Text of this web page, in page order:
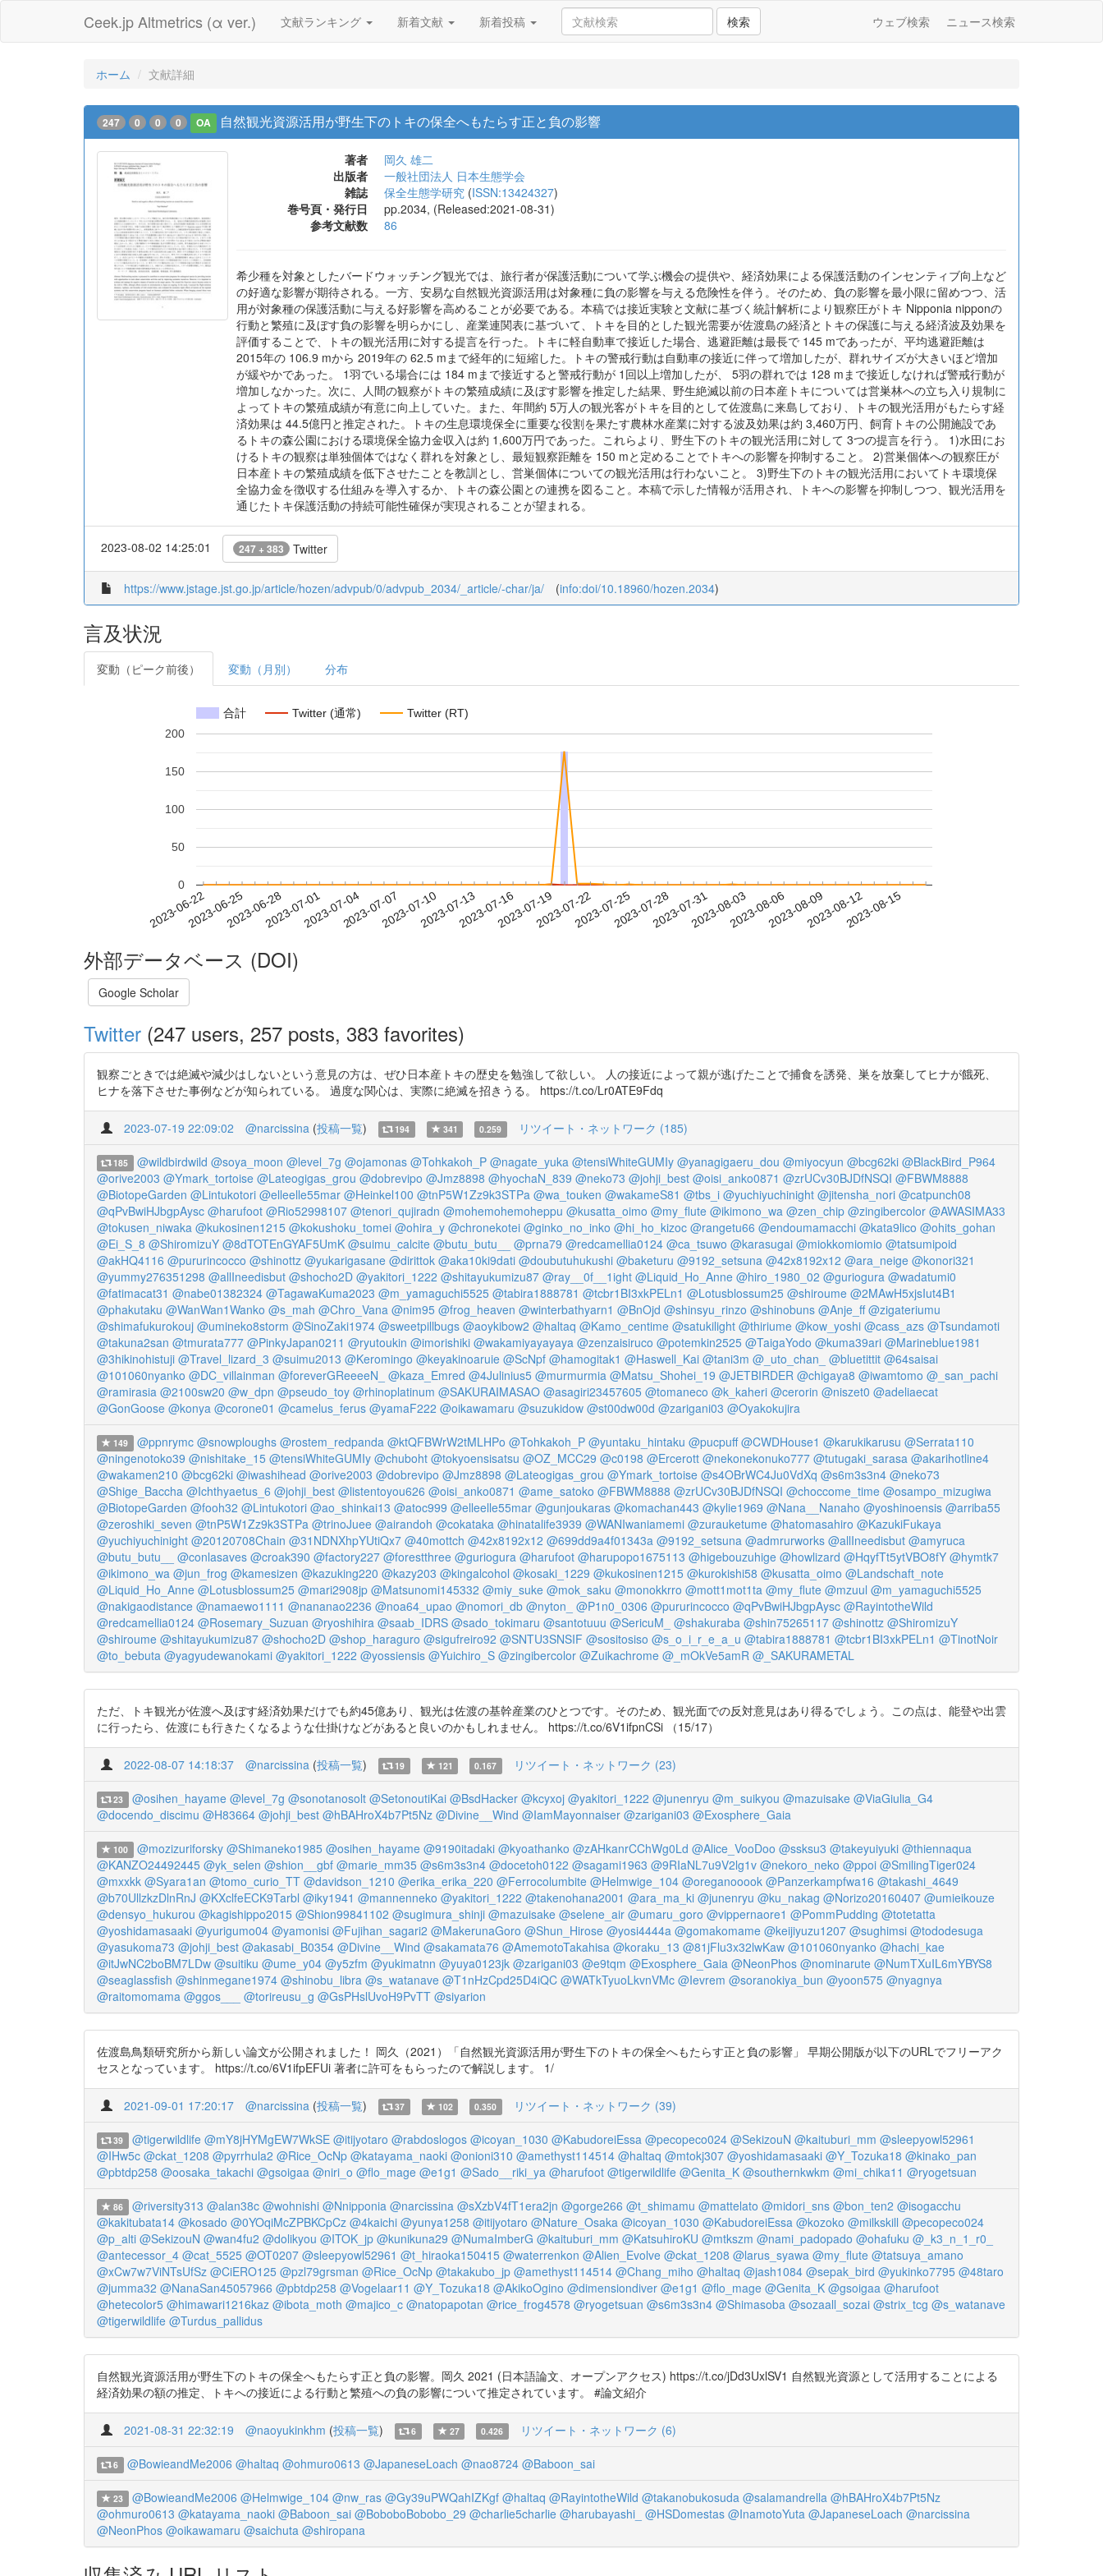
Ceek.jp Altmetrics (α ver.) 文献ランキング 新着文献 新着投稿 検索 ウェブ検索 ニュース検索
ホーム 文献詳細
247 0 0 0 OA 自然観光資源活用が野生下のトキの保全へもたらす正と負の影響
著者
岡久 雄二
出版者
一般社団法人 日本生態学会
雑誌
保全生態学研究 (ISSN:13424327)
巻号頁・発行日
pp.2034, (Released:2021-08-31)
参考文献数
86
希少種を対象としたバードウォッチング観光では、旅行者が保護活動について学ぶ機会の提供や、経済効果による保護活動のインセンティブ向上など
の好適な影響が期待される。一方、安易な自然観光資源活用は対象種に負の影響を与える危険性を伴う。そのため、負の影響を最小限に留めつつ、活
用が対象種の保護活動に与える好影響を高めることが必要である。本稿では接近実験と文献に基づく統計解析により観察圧がトキ Nipponia nipponの
行動と繁殖に及ぼす負の影響を明らかにし、産業連関表に基づいて、トキを目的とした観光需要が佐渡島の経済とトキの保護に与える経済波及効果を
評価することで、トキの観光活用に対する提言を行った。トキに軽自動車で接近した場合、逃避距離は最長で 145 mであったが、平均逃避距離は
2015年の 106.9 mから 2019年の 62.5 mまで経年的に短縮した。トキの警戒行動は自動車の接近に伴って増加したが、群れサイズが大きいほど増加
が緩やかであった。 1羽でいる場合には 184 mまで接近すると警戒行動が 1回以上増加したが、 5羽の群れでは 128 mまで接近しなければ警戒行動が
増加しなかった。次に、人間の観察がトキの繁殖成績に及ぼす影響を推定した結果、野生絶滅以前の日本産トキについては営巣林への立ち入り規制に
よってトキの繁殖成績が有意に向上していた。また、年間約 5万人の観光客がトキを目的として佐渡島に来島しており、トキの観光活用がもたらす経
済効果は 44.5億円と推定された。トキの生息環境保全に重要な役割を果たす農林水産業に対する波及効果は約 3,460万円、飼育トキの公開施設であ
るトキの森公園における環境保全協力金収入は約 1,600万円であった。これらより、野生下のトキの観光活用に対して 3つの提言を行う。 1)水田にお
けるトキの観察は単独個体ではなく群れを対象とし、最短観察距離を 150 mと定めることでトキへの影響を抑制すること。 2)営巣個体への観察圧が
日本産トキの繁殖成績を低下させたことを教訓とし、営巣個体についての観光活用は行わないこと。 3)野生下のトキの観光活用においてトキ環境保
全協力金を徴収する仕組みを導入するか、トキの森公園との連携を図ること。本稿で示した情報が活用され、トキへの影響を抑制しつつ、観光活用を
通じたトキ保護活動の持続可能性確保が実現されることが望まれる。
2023-08-02 14:25:01 247 + 383 Twitter
https://www.jstage.jst.go.jp/article/hozen/advpub/0/advpub_2034/_article/-char/ja/ (info:doi/10.18960/hozen.2034)
言及状況
変動（ピーク前後） 変動（月別） 分布
合計 Twitter (通常) Twitter (RT)
2023-06-222023-06-252023-06-282023-07-012023-07-042023-07-072023-07-102023-07-132023-07-162023-07-192023-07-222023-07-252023-07-282023-07-312023-08-032023-08-062023-08-092023-08-122023-08-15
0
50
100
150
200
外部データベース (DOI)
Google Scholar
Twitter (247 users, 257 posts, 383 favorites)
観察ごときでは絶滅や減少はしないという意見の方は、ぜひ日本産トキの歴史を勉強して欲しい。 人の接近によって親が逃げたことで捕食を誘発、巣を放棄してヒナが餓死、
ヒナを落下させた事例などが知られている。 過度な関心は、実際に絶滅を招きうる。 https://t.co/Lr0ATE9Fdq
2023-07-19 22:09:02 @narcissina (投稿一覧) 194 341 0.259 リツイート・ネットワーク (185)
185 @wildbirdwild @soya_moon @level_7g @ojamonas @Tohkakoh_P @nagate_yuka @tensiWhiteGUMIy @yanagigaeru_dou @miyocyun @bcg62ki @BlackBird_P964
@orive2003 @Ymark_tortoise @Lateogigas_grou @dobrevipo @Jmz8898 @hyochaN_839 @neko73 @johji_best @oisi_anko0871 @zrUCv30BJDfNSQI @FBWM8888
@BiotopeGarden @Lintukotori @elleelle55mar @Heinkel100 @tnP5W1Zz9k3STPa @wa_touken @wakameS81 @tbs_i @yuchiyuchinight @jitensha_nori @catpunch08
@qPvBwiHJbgpAysc @harufoot @Rio52998107 @tenori_qujiradn @mohemohemoheppu @kusatta_oimo @my_flute @ikimono_wa @zen_chip @zingibercolor @AWASIMA33
@tokusen_niwaka @kukosinen1215 @kokushoku_tomei @ohira_y @chronekotei @ginko_no_inko @hi_ho_kizoc @rangetu66 @endoumamacchi @kata9lico @ohits_gohan
@Ei_S_8 @ShiromizuY @8dTOTEnGYAF5UmK @suimu_calcite @butu_butu__ @prna79 @redcamellia0124 @ca_tsuwo @karasugai @miokkomiomio @tatsumipoid
@akHQ4116 @pururincocco @shinottz @yukarigasane @dirittok @aka10ki9dati @doubutuhukushi @baketuru @9192_setsuna @42x8192x12 @ara_neige @konori321
@yummy276351298 @allIneedisbut @shocho2D @yakitori_1222 @shitayukumizu87 @ray__0f__1ight @Liquid_Ho_Anne @hiro_1980_02 @guriogura @wadatumi0
@fatimacat31 @nabe01382324 @TagawaKuma2023 @m_yamaguchi5525 @tabira1888781 @tcbr1BI3xkPELn1 @Lotusblossum25 @shiroume @2MAwH5xjsIut4B1
@phakutaku @WanWan1Wanko @s_mah @Chro_Vana @nim95 @frog_heaven @winterbathyarn1 @BnOjd @shinsyu_rinzo @shinobuns @Anje_ff @zigateriumu
@shimafukurokouj @umineko8storm @SinoZaki1974 @sweetpillbugs @aoykibow2 @haltaq @Kamo_centime @satukilight @thiriume @kow_yoshi @cass_azs @Tsundamoti
@takuna2san @tmurata777 @PinkyJapan0211 @ryutoukin @imorishiki @wakamiyayayaya @zenzaisiruco @potemkin2525 @TaigaYodo @kuma39ari @Marineblue1981
@3hikinohistuji @Travel_lizard_3 @suimu2013 @Keromingo @keyakinoaruie @ScNpf @hamogitak1 @Haswell_Kai @tani3m @_uto_chan_ @bluetittit @64saisai
@101060nyanko @DC_villainman @foreverGReeeeN_ @kaza_Emred @4Julinius5 @murmurmia @Matsu_Shohei_19 @JETBIRDER @chigaya8 @iwamtomo @_san_pachi
@ramirasia @2100sw20 @w_dpn @pseudo_toy @rhinoplatinum @SAKURAIMASAO @asagiri23457605 @tomaneco @k_kaheri @cerorin @niszet0 @adeliaecat
@GonGoose @konya @corone01 @camelus_ferus @yamaF222 @oikawamaru @suzukidow @st00dw00d @zarigani03 @Oyakokujira
149 @ppnrymc @snowploughs @rostem_redpanda @ktQFBWrW2tMLHPo @Tohkakoh_P @yuntaku_hintaku @pucpuff @CWDHouse1 @karukikarusu @Serrata110
@ningenotoko39 @nishitake_15 @tensiWhiteGUMIy @chuboht @tokyoensisatsu @OZ_MCC29 @c0198 @Ercerott @nekonekonuko777 @tutugaki_sarasa @akarihotline4
@wakamen210 @bcg62ki @iwashihead @orive2003 @dobrevipo @Jmz8898 @Lateogigas_grou @Ymark_tortoise @s4OBrWC4Ju0VdXq @s6m3s3n4 @neko73
@Shige_Baccha @Ichthyaetus_6 @johji_best @listentoyou626 @oisi_anko0871 @ame_satoko @FBWM8888 @zrUCv30BJDfNSQI @choccome_time @osampo_mizugiwa
@BiotopeGarden @fooh32 @Lintukotori @ao_shinkai13 @atoc999 @elleelle55mar @gunjoukaras @komachan443 @kylie1969 @Nana__Nanaho @yoshinoensis @arriba55
@zeroshiki_seven @tnP5W1Zz9k3STPa @trinoJuee @airandoh @cokataka @hinatalife3939 @WANIwaniamemi @zurauketume @hatomasahiro @KazukiFukaya
@yuchiyuchinight @20120708Chain @31NDNXhpYUtiQx7 @40mottch @42x8192x12 @699dd9a4f01343a @9192_setsuna @admrurworks @allIneedisbut @amyruca
@butu_butu__
@conlasaves @croak390 @factory227 @forestthree @guriogura @harufoot @harupopo1675113 @higebouzuhige @howlizard @HqyfTt5ytVBO8fY @hymtk7
@ikimono_wa @jun_frog @kamesizen @kazuking220 @kazy203 @kingalcohol @kosaki_1229 @kukosinen1215 @kurokishi58 @kusatta_oimo @Landschaft_note
@Liquid_Ho_Anne @Lotusblossum25 @mari2908jp @Matsunomi145332 @miy_suke @mok_saku @monokkrro @mott1mot1ta @my_flute @mzuul @m_yamaguchi5525
@nakigaodistance @namaewo1111 @nananao2236 @noa64_upao @nomori_db @nyton_ @P1n0_0306 @pururincocco @qPvBwiHJbgpAysc @RayintotheWild
@redcamellia0124 @Rosemary_Suzuan @ryoshihira @saab_IDRS @sado_tokimaru @santotuuu @SericuM_ @shakuraba @shin75265117 @shinottz @ShiromizuY
@shiroume @shitayukumizu87 @shocho2D @shop_haraguro @sigufreiro92 @SNTU3SNSIF @sositosiso @s_o_i_r_e_a_u @tabira1888781 @tcbr1BI3xkPELn1 @TinotNoir
@to_bebuta @yagyudewanokami @yakitori_1222 @yossiensis @Yuichiro_S @zingibercolor @Zuikachrome @_mOkVe5amR @_SAKURAMETAL
ただ、トキ観光が佐渡へ及ぼす経済効果だけでも約45億あり、観光は佐渡の基幹産業のひとつです。そのため、観光面での反対意見はあり得るでしょう。この点は、能登や出雲
に行ったら、佐渡にも行きたくなるような仕掛けなどがあると良いのかもしれません。 https://t.co/6V1ifpnCSi （15/17）
2022-08-07 14:18:37 @narcissina (投稿一覧) 19 121 0.167 リツイート・ネットワーク (23)
23 @osihen_hayame @level_7g @sonotanosolt @SetonoutiKai @BsdHacker @kcyxoj @yakitori_1222 @junenryu @m_suikyou @mazuisake @ViaGiulia_G4
@docendo_discimu @H83664 @johji_best @hBAHroX4b7Pt5Nz @Divine__Wind @IamMayonnaiser @zarigani03 @Exosphere_Gaia
100 @mozizuriforsky @Shimaneko1985 @osihen_hayame @9190itadaki @kyoathanko @zAHkanrCChWg0Ld @Alice_VooDoo @ssksu3 @takeyuiyuki @thiennaqua
@KANZO24492445 @yk_selen @shion__gbf @marie_mm35 @s6m3s3n4 @docetoh0122 @sagami1963 @9RIaNL7u9V2lg1v @nekoro_neko @ppoi @SmilingTiger024
@mxxkk @Syara1an @tomo_curio_TT @davidson_1210 @erika_erika_220 @Ferrocolumbite @Helmwige_104 @oreganooook @Panzerkampfwa16 @takashi_4649
@b70UllzkzDlnRnJ @KXclfeECK9Tarbl @iky1941 @mannenneko @yakitori_1222 @takenohana2001 @ara_ma_ki @junenryu @ku_nakag @Norizo20160407 @umieikouze
@densyo_hukurou @kagishippo2015 @Shion99841102 @sugimura_shinji @mazuisake @selene_air @umaru_goro @vippernaore1 @PommPudding @totetatta
@yoshidamasaaki @yurigumo04 @yamonisi @Fujihan_sagari2 @MakerunaGoro @Shun_Hirose @yosi4444a @gomakomame @keijiyuzu1207 @sughimsi @tododesuga
@yasukoma73 @johji_best @akasabi_B0354 @Divine__Wind @sakamata76 @AmemotoTakahisa @koraku_13 @81jFlu3x32lwKaw @101060nyanko @hachi_kae
@itJwNC2boBM7LDw @suitiku @ume_y04 @y5zfm @yukimatnn @yuya0123jk @zarigani03 @e9tqm @Exosphere_Gaia @NeonPhos @nominarute @NumTXuIL6mYBYS8
@seaglassfish @shinmegane1974 @shinobu_libra @s_watanave @T1nHzCpd25D4iQC @WATkTyuoLkvnVMc @Ievrem @soranokiya_bun @yoon575 @nyagnya
@raitomomama @ggos___ @torireusu_g @GsPHslUvoH9PvTT @siyarion
佐渡島鳥類研究所から新しい論文が公開されました！ 岡久（2021）「自然観光資源活用が野生下のトキの保全へもたらす正と負の影響」 早期公開版が以下のURLでフリーアク
セスとなっています。 https://t.co/6V1ifpEFUi 著者に許可をもらったので解説します。 1/
2021-09-01 17:20:17 @narcissina (投稿一覧) 37 102 0.350 リツイート・ネットワーク (39)
39 @tigerwildlife @mY8jHYMgEW7WkSE @itijyotaro @rabdoslogos @icoyan_1030 @KabudoreiEssa @pecopeco024 @SekizouN @kaituburi_mm @sleepyowl52961
@IHw5c @ckat_1208 @pyrrhula2 @Rice_OcNp @katayama_naoki @onioni310 @amethyst114514 @haltaq @mtokj307 @yoshidamasaaki @Y_Tozuka18 @kinako_pan
@pbtdp258 @oosaka_takachi @gsoigaa @niri_o @flo_mage @e1g1 @Sado__riki_ya @harufoot @tigerwildlife @Genita_K @southernkwkm @mi_chika11 @ryogetsuan
86 @riversity313 @alan38c @wohnishi @Nnipponia @narcissina @sXzbV4fT1era2jn @gorge266 @t_shimamu @mattelato @midori_sns @bon_ten2 @isogacchu
@kakitubata14 @kosado @0YOqiMcZPBKCpCz @4kaichi @yunya1258 @itijyotaro @Nature_Osaka @icoyan_1030 @KabudoreiEssa @kozoko @milkskill @pecopeco024
@p_alti @SekizouN @wan4fu2 @dolikyou @ITOK_jp @kunikuna29 @NumaImberG @kaituburi_mm @KatsuhiroKU @mtkszm @nami_padopado @ohafuku @_k3_n_1_r0_
@antecessor_4 @cat_5525 @OT0207 @sleepyowl52961 @t_hiraoka150415 @waterrenkon @Alien_Evolve @ckat_1208 @larus_syawa @my_flute @tatsuya_amano
@xCw7w7ViNTsUfSz @CiERO125 @pzl79grsman @Rice_OcNp @takakubo_jp @amethyst114514 @Chang_miho @haltaq @jash1084 @sepak_bird @yukinko7795 @48taro
@jumma32 @NanaSan45057966 @pbtdp258 @Vogelaar11 @Y_Tozuka18 @AkikoOgino @dimensiondiver @e1g1 @flo_mage @Genita_K @gsoigaa @harufoot
@hetecolor5 @himawari1216kaz @ibota_moth @majico_c @natopapotan @rice_frog4578 @ryogetsuan @s6m3s3n4 @Shimasoba @sozaall_sozai @strix_tcg @s_watanave
@tigerwildlife @Turdus_pallidus
自然観光資源活用が野生下のトキの保全へもたらす正と負の影響。岡久 2021 (日本語論文、オープンアクセス) https://t.co/jDd3UxlSV1 自然観光資源として活用することによる
経済効果の額の推定、トキへの接近による行動と繁殖への負の影響について推定されています。 #論文紹介
2021-08-31 22:32:19 @naoyukinkhm (投稿一覧) 6 27 0.426 リツイート・ネットワーク (6)
6 @BowieandMe2006 @haltaq @ohmuro0613 @JapaneseLoach @nao8724 @Baboon_sai
23 @BowieandMe2006 @Helmwige_104 @nw_ras @Gy39uPWQahIZKgf @haltaq @RayintotheWild @takanobukosuda @salamandrella @hBAHroX4b7Pt5Nz
@ohmuro0613 @katayama_naoki @Baboon_sai @BoboboBobobo_29 @charlie5charlie @harubayashi_ @HSDomestas @InamotoYuta @JapaneseLoach @narcissina
@NeonPhos @oikawamaru @saichuta @shiropana